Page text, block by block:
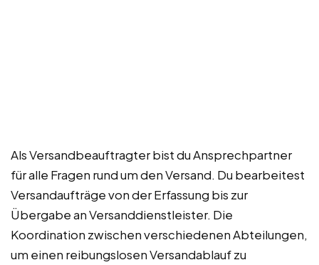
Als Versandbeauftragter bist du Ansprechpartner
für alle Fragen rund um den Versand. Du bearbeitest
Versandaufträge von der Erfassung bis zur
Übergabe an Versanddienstleister. Die
Koordination zwischen verschiedenen Abteilungen,
um einen reibungslosen Versandablauf zu